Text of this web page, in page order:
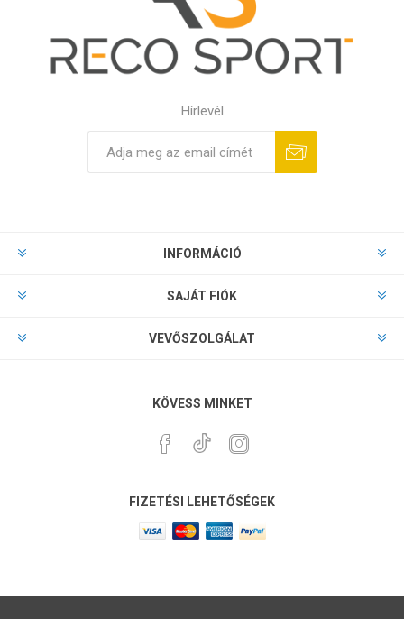
Hírlevél
INFORMÁCIÓ
SAJÁT FIÓK
VEVŐSZOLGÁLAT
KÖVESS MINKET
FIZETÉSI LEHETŐSÉGEK